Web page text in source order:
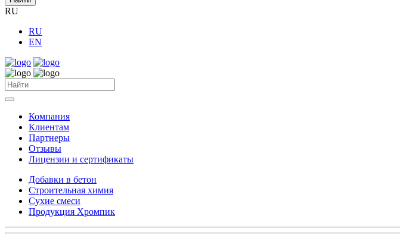
RU
RU
EN
Компания
Клиентам
Партнеры
Отзывы
Лицензии и сертификаты
Добавки в бетон
Строительная химия
Сухие смеси
Продукция Хромпик